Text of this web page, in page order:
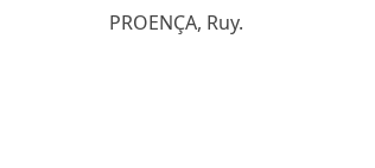
PROENÇA, Ruy.